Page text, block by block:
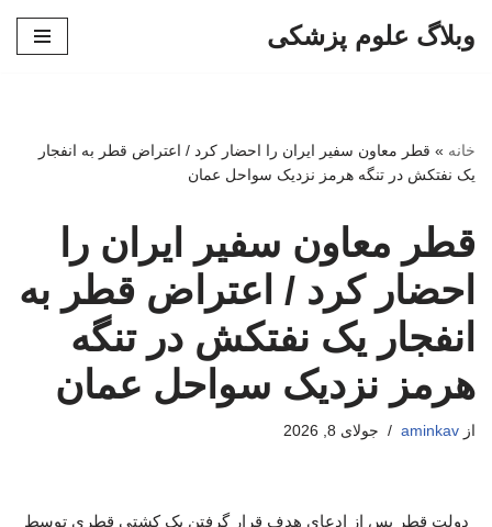
وبلاگ علوم پزشکی
خانه » قطر معاون سفیر ایران را احضار کرد / اعتراض قطر به انفجار
یک نفتکش در تنگه هرمز نزدیک سواحل عمان
قطر معاون سفیر ایران را
احضار کرد / اعتراض قطر به
انفجار یک نفتکش در تنگه
هرمز نزدیک سواحل عمان
از aminkav جولای 8, 2026
دولت قطر پس از ادعای هدف قرار گرفتن یک کشتی قطری توسط